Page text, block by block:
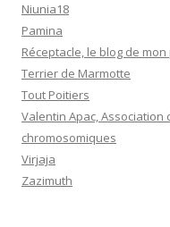
Niunia18
Pamina
Réceptacle, le blog de mon
Terrier de Marmotte
Tout Poitiers
Valentin Apac, Association
chromosomiques
Virjaja
Zazimuth